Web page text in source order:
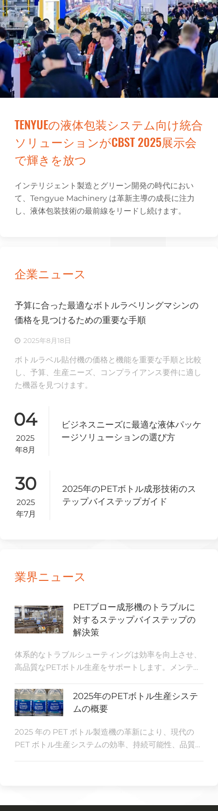
TENYUEの液体包装システム向け統合
ソリューションがCBST 2025展示会
で輝きを放つ
インテリジェント製造とグリーン開発の時代におい
て、Tengyue Machinery は革新主導の成長に注力
し、液体包装技術の最前線をリードし続けます。
企業ニュース
予算に合った最適なボトルラベリングマシンの
価格を見つけるための重要な手順
2025年8月18日
ボトルラベル貼付機の価格と機能を重要な手順と比較
し、予算、生産ニーズ、コンプライアンス要件に適し
た機器を見つけます。
04
2025
年8月
ビジネスニーズに最適な液体パッケ
ージソリューションの選び方
30
2025
年7月
2025年のPETボトル成形技術のス
テップバイステップガイド
業界ニュース
PETブロー成形機のトラブルに
対するステップバイステップの
解決策
体系的なトラブルシューティングは効率を向上させ、
高品質なPETボトル生産をサポートします。メンテナ
減し、生産を軌道に乗せます。メンテナンスチェック
は、オペレーターが欠陥を早期に発見し、効率を維持
するのに役立ちます。
2025年のPETボトル生産システ
ムの概要
2025 年の PET ボトル製造機の革新により、現代の
PET ボトル生産システムの効率、持続可能性、品質が